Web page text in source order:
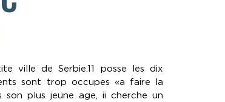
ville de Serbie.11 posse les dix
sont trop occupes «a faire la
son plus jeune age, ii cherche un